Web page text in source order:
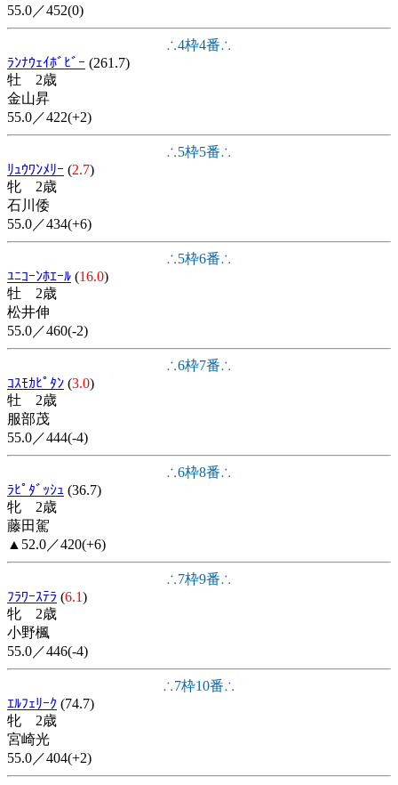
55.0／452(0)
∴4枠4番∴
ﾗﾝﾅｳｪｲﾎﾞﾋﾞｰ (261.7)
牡 2歳
金山昇
55.0／422(+2)
∴5枠5番∴
ﾘｭｳﾜﾝﾒﾘｰ (2.7)
牝 2歳
石川倭
55.0／434(+6)
∴5枠6番∴
ﾕﾆｺｰﾝﾎｴｰﾙ (16.0)
牡 2歳
松井伸
55.0／460(-2)
∴6枠7番∴
ｺｽﾓｶﾋﾟﾀﾝ (3.0)
牡 2歳
服部茂
55.0／444(-4)
∴6枠8番∴
ﾗﾋﾟﾀﾞｯｼｭ (36.7)
牝 2歳
藤田駕
▲52.0／420(+6)
∴7枠9番∴
ﾌﾗﾜｰｽﾃﾗ (6.1)
牝 2歳
小野楓
55.0／446(-4)
∴7枠10番∴
ｴﾙﾌｪﾘｰｸ (74.7)
牝 2歳
宮崎光
55.0／404(+2)